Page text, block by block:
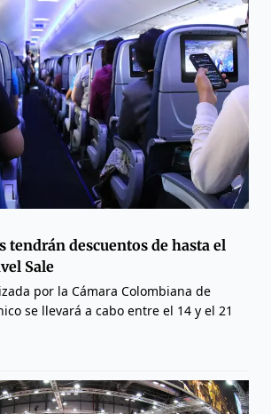
tendrán descuentos de hasta el
Sale
por la Cámara Colombiana de
se llevará a cabo entre el 14 y el 21